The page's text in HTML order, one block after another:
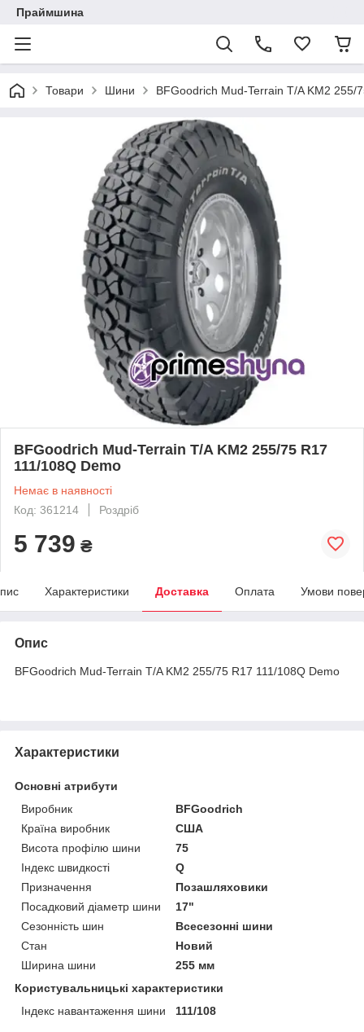
Праймшина
Товари Шини BFGoodrich Mud-Terrain T/A KM2 255/
BFGoodrich Mud-Terrain T/A KM2 255/75 R17
111/108Q Demo
Немає в наявності
Код: 361214
Роздріб
5 739 ₴
Характеристики Доставка Оплата Умови
Опис
BFGoodrich Mud-Terrain T/A KM2 255/75 R17 111/108Q Demo
Характеристики
Основні атрибути
Виробник
BFGoodrich
Країна виробник
США
Висота профілю шини
75
Індекс швидкості
Q
Призначення
Позашляховики
Посадковий діаметр шини
17"
Сезонність шин
Всесезонні шини
Стан
Новий
Ширина шини
255 мм
Користувальницькі характеристики
Індекс навантаження шини
111/108